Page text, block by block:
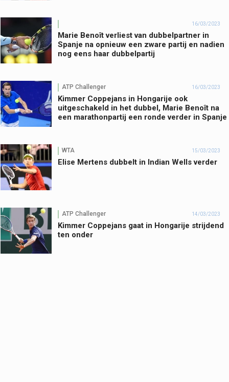
16/03/2023
Marie Benoît verliest van dubbelpartner in
Spanje na opnieuw een zware partij en nadien
nog eens haar dubbelpartij
ATP Challenger 16/03/2023
Kimmer Coppejans in Hongarije ook
uitgeschakeld in het dubbel, Marie Benoît na
een marathonpartij een ronde verder in Spanje
WTA 15/03/2023
Elise Mertens dubbelt in Indian Wells verder
ATP Challenger 14/03/2023
Kimmer Coppejans gaat in Hongarije strijdend
ten onder